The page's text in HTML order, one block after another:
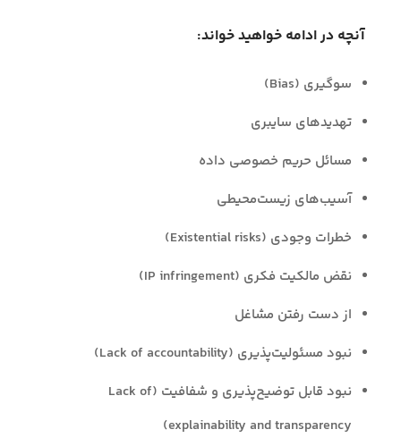
آنچه در ادامه خواهید خواند:
سوگیری (Bias)
تهدیدهای سایبری
مسائل حریم خصوصی داده
آسیب‌های زیست‌محیطی
خطرات وجودی (Existential risks)
نقض مالکیت فکری (IP infringement)
از دست رفتن مشاغل
نبود مسئولیت‌پذیری (Lack of accountability)
نبود قابل توضیح‌پذیری و شفافیت (Lack of
explainability and transparency)